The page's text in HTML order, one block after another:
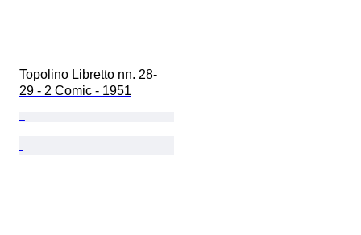
Topolino Libretto nn. 28-
29 - 2 Comic - 1951